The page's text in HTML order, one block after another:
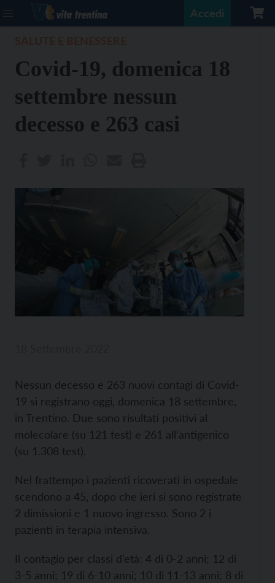
Accedi
Covid-19, domenica 18
settembre nessun
decesso e 263 casi
Nessun decesso e 263 nuovi contagi di Covid-
19 si registrano oggi, domenica 18 settembre,
in Trentino. Due sono risultati positivi al
molecolare (su 121 test) e 261 all’antigenico
(su 1.308 test).
Nel frattempo i pazienti ricoverati in ospedale
scendono a 45, dopo che ieri si sono registrate
2 dimissioni e 1 nuovo ingresso. Sono 2 i
pazienti in terapia intensiva.
Il contagio per classi d’età: 4 di 0-2 anni; 12 di
3-5 anni; 19 di 6-10 anni; 10 di 11-13 anni; 8 di